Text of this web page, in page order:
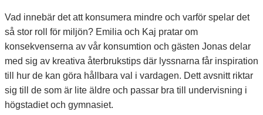
Vad innebär det att konsumera mindre och varför spelar det
så stor roll för miljön? Emilia och Kaj pratar om
konsekvenserna av vår konsumtion och gästen Jonas delar
med sig av kreativa återbrukstips där lyssnarna får inspiration
till hur de kan göra hållbara val i vardagen. Dett avsnitt riktar
sig till de som är lite äldre och passar bra till undervisning i
högstadiet och gymnasiet.